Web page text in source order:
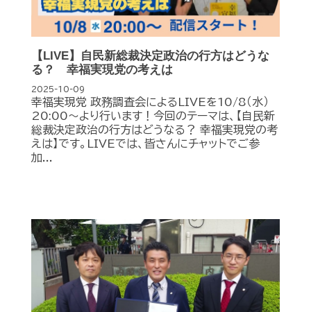
【LIVE】自民新総裁決定政治の行方はどうな
る？ 幸福実現党の考えは
2025-10-09
幸福実現党 政務調査会によるLIVEを10/8（水）
20:00〜より行います！今回のテーマは、【自民新
総裁決定政治の行方はどうなる？ 幸福実現党の考
えは】です。LIVEでは、皆さんにチャットでご参
加...